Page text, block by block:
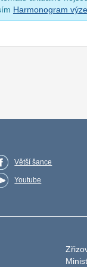
Harmonogram
Větší šance
Youtube